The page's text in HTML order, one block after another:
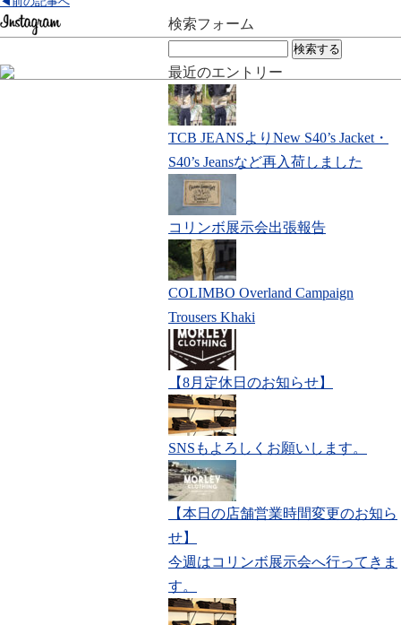
検索フォーム
索:
最近のエントリー
TCB JEANSよりNew S40’s Jacket・
S40’s Jeansなど再入荷しました
コリンボ展示会出張報告
COLIMBO Overland Campaign
Trousers Khaki
【8月定休日のお知らせ】
SNSもよろしくお願いします。
【本日の店舗営業時間変更のお知ら
せ】
今週はコリンボ展示会へ行ってきま
す。